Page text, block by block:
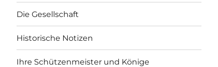
Die Gesellschaft
Historische Notizen
Ihre Schützenmeister und Könige